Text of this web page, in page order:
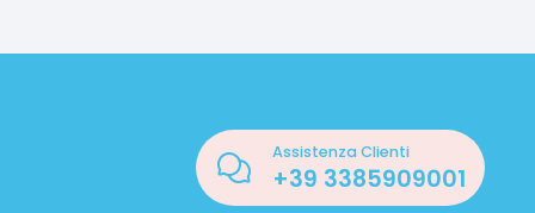
Assistenza Clienti
+39 3385909001